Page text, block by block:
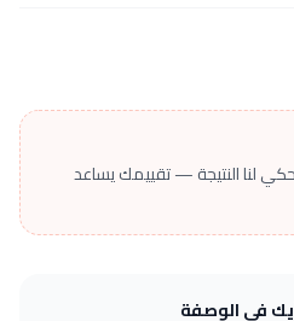
لنا النتيجة — تقييمك يساعد
في الوصفة